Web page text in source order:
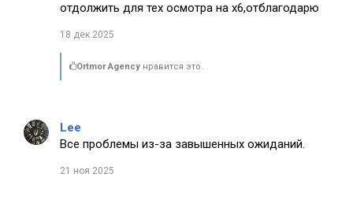
отдолжить для тех осмотра на х6,отблагодарю
18 дек 2025
Ortmor Agency нравится это.
Lee
Все проблемы из-за завышенных ожиданий.
21 ноя 2025